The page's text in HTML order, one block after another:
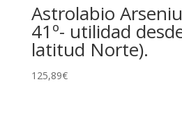
Astrolabio
41º- utilidad
latitud Norte).
125,89€